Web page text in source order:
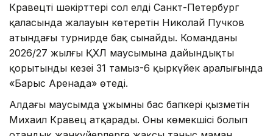
Кравецтің шәкірттері сол елдің Санкт-Петербург
қаласында жалауын көтеретін Николай Пучков
атындағы турнирде бақ сынайды. Команданың
2026/27 жылғы ҚХЛ маусымына дайындықтың
қорытынды кезеңі 31 тамыз-6 қыркүйек аралығында
«Барыс Аренада» өтеді.
Алдағы маусымда ұжымның бас бапкері қызметін
Михаил Кравец атқарады. Оның көмекшісі болып